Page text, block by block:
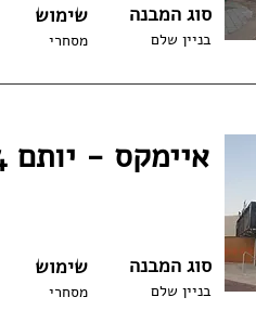
שימוש
מסחרי
סוג המבנה
בניין שלם
איימקס - יותם 4, אילת
שימוש
מסחרי
סוג המבנה
בניין שלם